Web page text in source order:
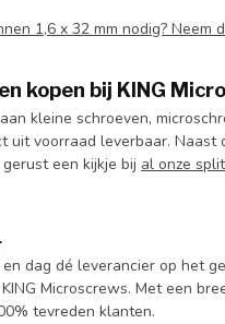
1,6 x 32 mm nodig? Neem
kopen bij KING
kleine schroeven,
voorraad leverbaar. Naast
een kijkje bij al onze
dag dé leverancier op het
Microscrews. Met een
tevreden klanten.